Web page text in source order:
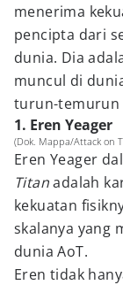
menerima
pencipta dari
dunia. Dia
muncul di
turun-temurun
1. Eren Yeager
(Dok. Mappa/Attack on
Eren Yeager
Titanadalah
kekuatan
skalanya yang
dunia AoT.
Eren tidak